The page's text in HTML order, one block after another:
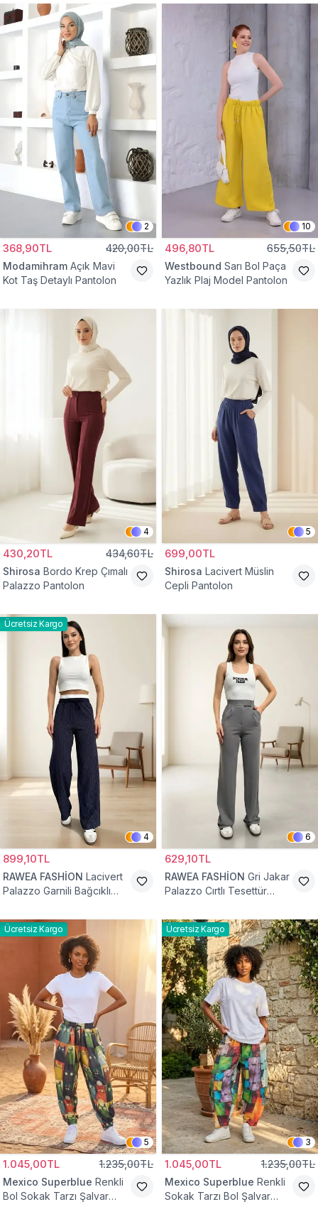
2
368,90TL 420,00TL
Modamihram Açık Mavi
Kot Taş Detaylı Pantolon
10
496,80TL 655,50TL
Westbound Sarı Bol Paça
Yazlık Plaj Model Pantolon
4
430,20TL 434,60TL
Shirosa Bordo Krep Çımalı
Palazzo Pantolon
5
699,00TL
Shirosa Lacivert Müslin
Cepli Pantolon
Ücretsiz Kargo
4
899,10TL
RAWEA FASHİON Lacivert
Palazzo Garnili Bağcıklı
6
629,10TL
RAWEA FASHİON Gri Jakar
Palazzo Cırtlı Tesettür
Ücretsiz Kargo
5
1.045,00TL 1.235,00TL
Mexico Superblue Renkli
Bol Sokak Tarzı Şalvar
Ücretsiz Kargo
3
1.045,00TL 1.235,00TL
Mexico Superblue Renkli
Sokak Tarzı Bol Şalvar